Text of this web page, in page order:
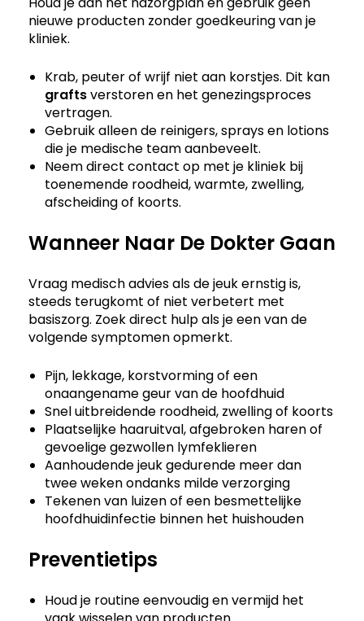
nieuwe producten zonder goedkeuring van je
kliniek.
Krab, peuter of wrijf niet aan korstjes. Dit kan
graftsverstoren en het genezingsproces
vertragen.
Gebruik alleen de reinigers, sprays en lotions
die je medische team aanbeveelt.
Neem direct contact op met je kliniek bij
toenemende roodheid, warmte, zwelling,
afscheiding of koorts.
Wanneer Naar De Dokter Gaan
Vraag medisch advies als de jeuk ernstig is,
steeds terugkomt of niet verbetert met
basiszorg. Zoek direct hulp als je een van de
volgende symptomen opmerkt.
Pijn, lekkage, korstvorming of een
onaangename geur van de hoofdhuid
Snel uitbreidende roodheid, zwelling of koorts
Plaatselijke haaruitval, afgebroken haren of
gevoelige gezwollen lymfeklieren
Aanhoudende jeuk gedurende meer dan
twee weken ondanks milde verzorging
Tekenen van luizen of een besmettelijke
hoofdhuidinfectie binnen het huishouden
Preventietips
Houd je routine eenvoudig en vermijd het